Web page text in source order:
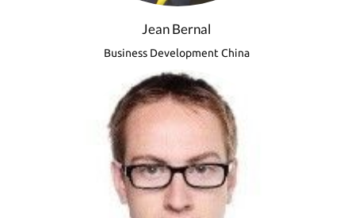
Jean Bernal
Business Development China